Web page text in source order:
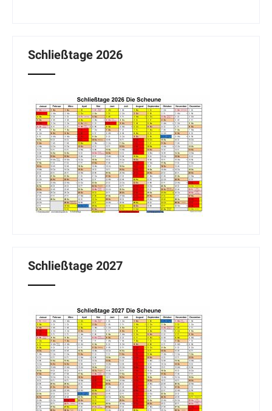
Schließtage 2026
Schließtage 2027